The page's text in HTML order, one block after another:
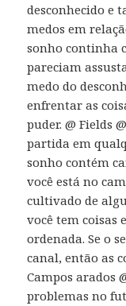
desconhecido e
medos em
sonho continha
pareciam
medo do
enfrentar as
puder. @ Fields
partida em
sonho contém
você está no
cultivado de
você tem coisas
ordenada. Se o
canal, então as
Campos arados
problemas no